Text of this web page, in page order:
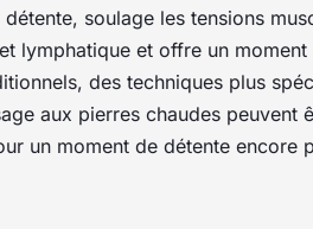
soulage les tensions
lymphatique et offre un
des techniques plus
aux pierres chaudes peuvent
un moment de détente encore